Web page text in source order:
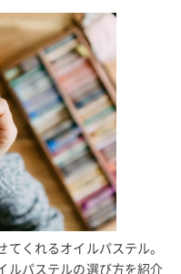
くれるオイルパステル。
ルパステルの選び方を紹介